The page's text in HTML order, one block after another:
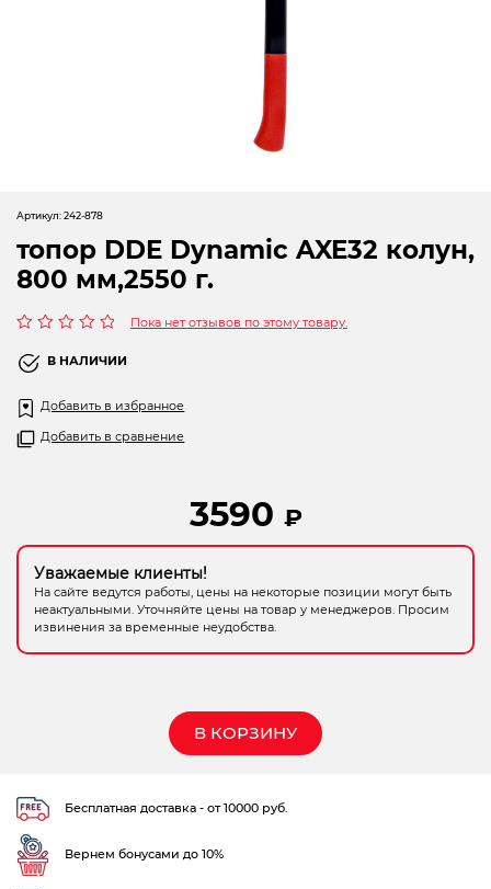
Расходные материалы и оснастка
Сварочное оборудование
Спецодежда
Станки
Строительное оборудование
Артикул:242-878
топор DDE Dynamic AXE32 колун,
800 мм,2550 г.
0
из
Пока нет отзывов по этому товару.
В НАЛИЧИИ
Добавить в избранное
Добавить в сравнение
3590 ₽
Уважаемые клиенты!
На сайте ведутся работы, цены на некоторые позиции могут быть
неактуальными. Уточняйте цены на товар у менеджеров. Просим
извинения за временные неудобства.
В КОРЗИНУ
Бесплатная доставка - от 10000 руб.
Вернем бонусами до 10%